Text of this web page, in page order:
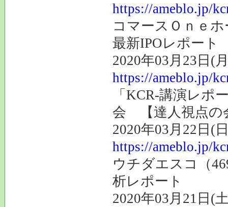
https://ameblo.jp/
コマースＯｎｅ
最新IPOレポート
2020年03月23日(
https://ameblo.jp/
「KCR-講演レポ
会 【達人視点の
2020年03月22日(
https://ameblo.jp/
ウチダエスコ（
析レポート
2020年03月21日(